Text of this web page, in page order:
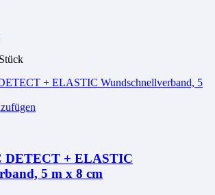
Stück
+ ELASTIC
5 m x 8 cm